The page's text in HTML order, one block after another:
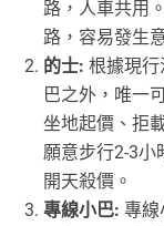
路，人車共用
路，容易發生
的士: 根據現
巴之外，唯一
坐地起價、拒
願意步行2-3小
開天殺價。
專線小巴: 專線